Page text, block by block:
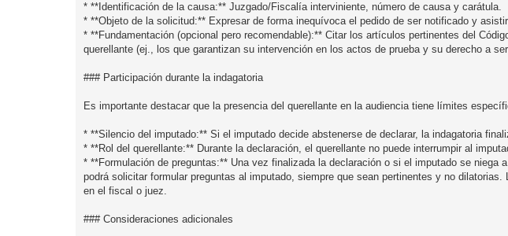
* **Identificación de la causa:** Juzgado/Fiscalía interviniente, número de causa y carátula.
* **Objeto de la solicitud:** Expresar de forma inequívoca el pedido de ser notificado y
* **Fundamentación (opcional pero recomendable):** Citar los artículos pertinentes del
querellante (ej., los que garantizan su intervención en los actos de prueba y su derecho a
### Participación durante la indagatoria
Es importante destacar que la presencia del querellante en la audiencia tiene límites
* **Silencio del imputado:** Si el imputado decide abstenerse de declarar, la indagatoria
* **Rol del querellante:** Durante la declaración, el querellante no puede interrumpir al
* **Formulación de preguntas:** Una vez finalizada la declaración o si el imputado se
podrá solicitar formular preguntas al imputado, siempre que sean pertinentes y no
en el fiscal o juez.
### Consideraciones adicionales